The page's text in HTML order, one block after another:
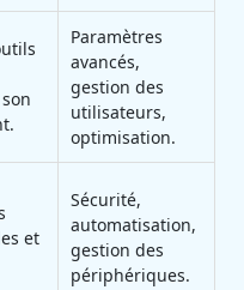
Paramètres
avancés,
gestion des
utilisateurs,
optimisation.
et
Sécurité,
automatisation,
gestion des
périphériques.